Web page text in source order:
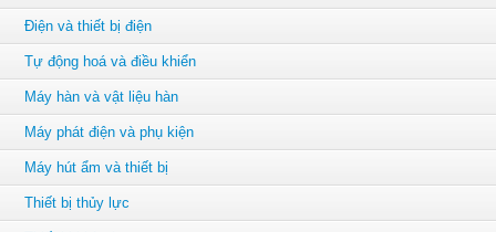
Điện và thiết bị điện
Tự động hoá và điều khiển
Máy hàn và vật liệu hàn
Máy phát điện và phụ kiện
Máy hút ẩm và thiết bị
Thiết bị thủy lực